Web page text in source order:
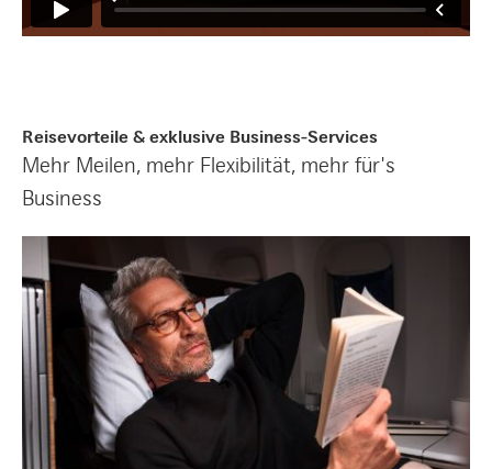
Reisevorteile & exklusive Business-Services
Mehr Meilen, mehr Flexibilität, mehr für's
Business